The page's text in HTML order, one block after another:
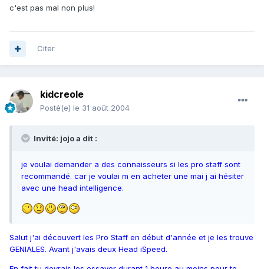
c'est pas mal non plus!
Citer
kidcreole
Posté(e) le 31 août 2004
Invité: jojo a dit :
je voulai demander a des connaisseurs si les pro staff sont
recommandé. car je voulai m en acheter une mai j ai hésiter
avec une head intelligence.
Salut j'ai découvert les Pro Staff en début d'année et je les trouve
GENIALES. Avant j'avais deux Head iSpeed.